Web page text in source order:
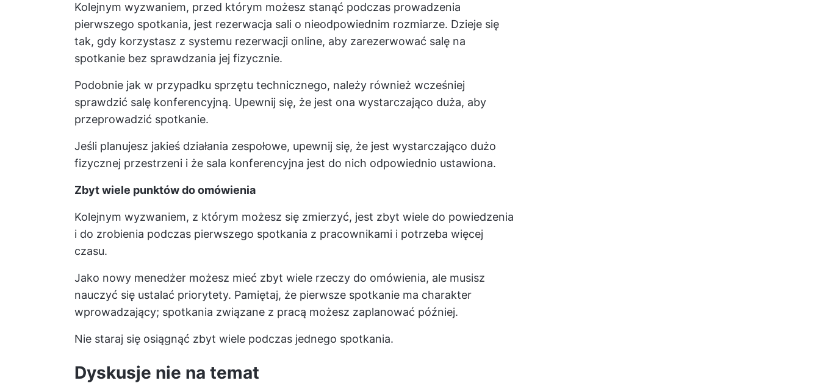
Kolejnym wyzwaniem, przed którym możesz stanąć podczas prowadzenia
pierwszego spotkania, jest rezerwacja sali o nieodpowiednim rozmiarze. Dzieje się
tak, gdy korzystasz z systemu rezerwacji online, aby zarezerwować salę na
spotkanie bez sprawdzania jej fizycznie.
Podobnie jak w przypadku sprzętu technicznego, należy również wcześniej
sprawdzić salę konferencyjną. Upewnij się, że jest ona wystarczająco duża, aby
przeprowadzić spotkanie.
Jeśli planujesz jakieś działania zespołowe, upewnij się, że jest wystarczająco dużo
fizycznej przestrzeni i że sala konferencyjna jest do nich odpowiednio ustawiona.
Zbyt wiele punktów do omówienia
Kolejnym wyzwaniem, z którym możesz się zmierzyć, jest zbyt wiele do powiedzenia
i do zrobienia podczas pierwszego spotkania z pracownikami i potrzeba więcej
czasu.
Jako nowy menedżer możesz mieć zbyt wiele rzeczy do omówienia, ale musisz
nauczyć się ustalać priorytety. Pamiętaj, że pierwsze spotkanie ma charakter
wprowadzający; spotkania związane z pracą możesz zaplanować później.
Nie staraj się osiągnąć zbyt wiele podczas jednego spotkania.
Dyskusje nie na temat